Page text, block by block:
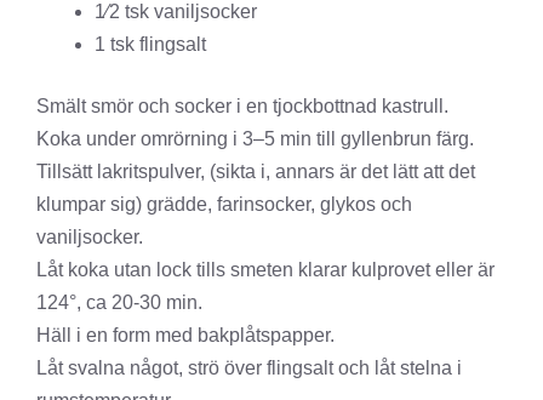
1⁄2 tsk vaniljsocker
1 tsk flingsalt
Smält smör och socker i en tjockbottnad kastrull.
Koka under omrörning i 3–5 min till gyllenbrun färg.
Tillsätt lakritspulver, (sikta i, annars är det lätt att det
klumpar sig) grädde, farinsocker, glykos och
vaniljsocker.
Låt koka utan lock tills smeten klarar kulprovet eller är
124°, ca 20-30 min.
Häll i en form med bakplåtspapper.
Låt svalna något, strö över flingsalt och låt stelna i